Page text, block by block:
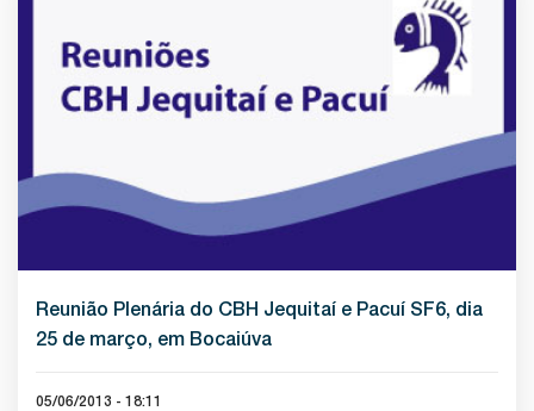
Reunião Plenária do CBH Jequitaí e Pacuí SF6, dia
25 de março, em Bocaiúva
05/06/2013 - 18:11